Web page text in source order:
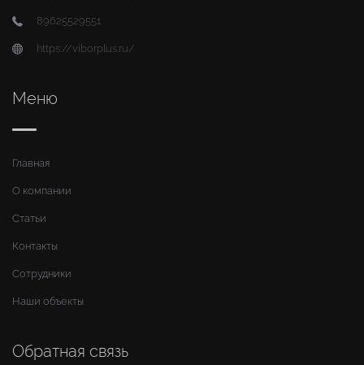
89625529551
https://viborplus.ru/
Меню
Главная
О компании
Статьи
Контакты
Сотрудники
Наши объекты
Обратная связь